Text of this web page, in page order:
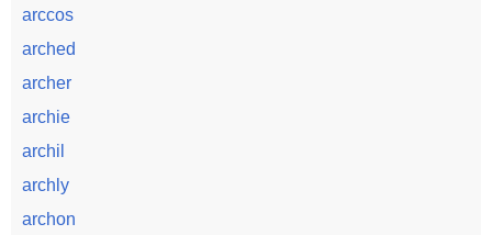
arccos
arched
archer
archie
archil
archly
archon